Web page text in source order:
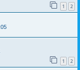
1 2
1 2